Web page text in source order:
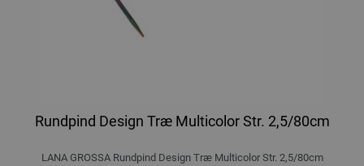
Rundpind Design Træ Multicolor Str. 2,5/80cm
LANA GROSSA Rundpind Design Træ Multicolor Str. 2,5/80cm